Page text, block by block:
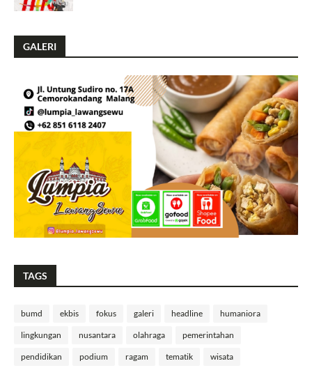
GALERI
TAGS
bumd ekbis fokus galeri headline humaniora
lingkungan nusantara olahraga pemerintahan
pendidikan podium ragam tematik wisata